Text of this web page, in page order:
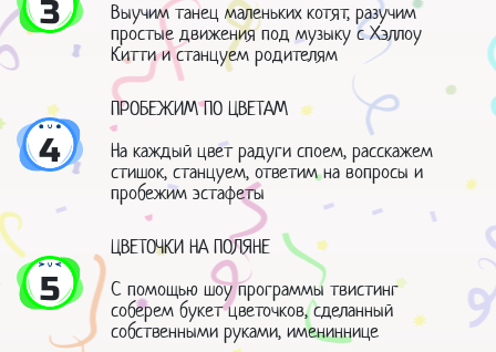
3
Выучим танец маленьких котят, разучим
простые движения под музыку с Хэллоу
Китти и станцуем родителям
4
ПРОБЕЖИМ ПО ЦВЕТАМ
На каждый цвет радуги споем, расскажем
стишок, станцуем, ответим на вопросы и
пробежим эстафеты
5
ЦВЕТОЧКИ НА ПОЛЯНЕ
С помощью шоу программы твистинг
соберем букет цветочков, сделанный
собственными руками, имениннице